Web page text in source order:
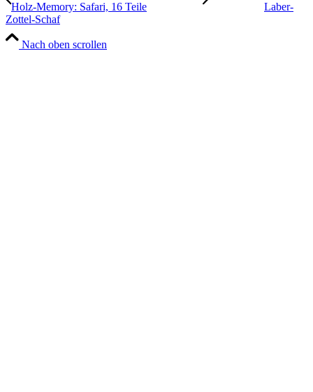
Holz-Memory: Safari, 16 Teile
Laber-
Zottel-Schaf
Nach oben scrollen